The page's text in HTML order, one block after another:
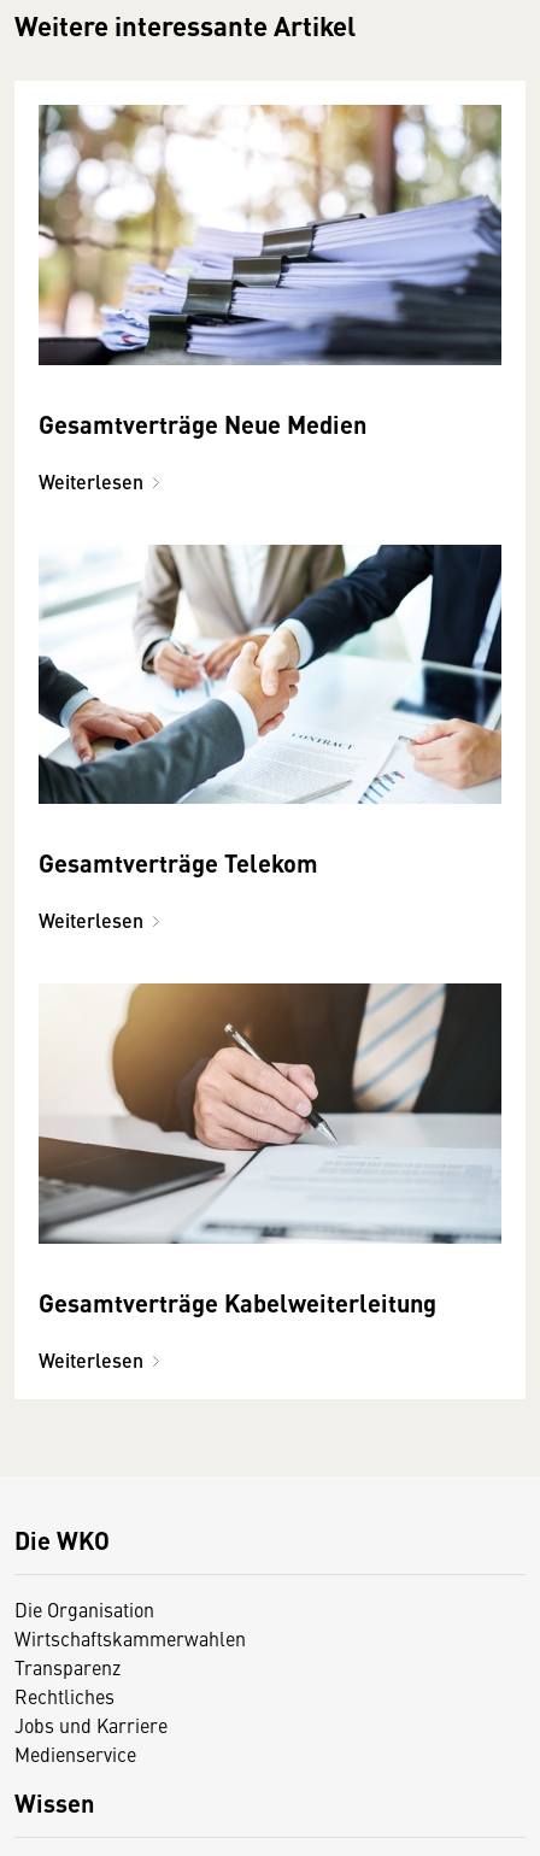
Weitere interessante Artikel
Gesamtverträge Neue Medien
Weiterlesen
Gesamtverträge Telekom
Weiterlesen
Gesamtverträge Kabelweiterleitung
Weiterlesen
Die WKO
Die Organisation
Wirtschaftskammerwahlen
Transparenz
Rechtliches
Jobs und Karriere
Medienservice
Wissen